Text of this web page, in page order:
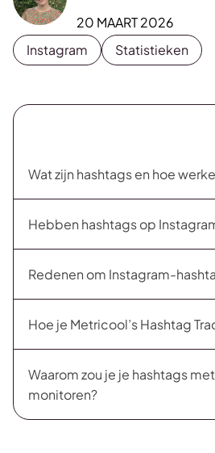
20 MAART 2026
Instagram
Statistieken
Wat zijn hashtags en hoe
Hebben hashtags op
Redenen om Instagram-
Hoe je Metricool’s Hashtag
Waarom zou je je hashtags
monitoren?